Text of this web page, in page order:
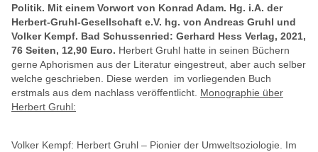
Politik. Mit einem Vorwort von Konrad Adam. Hg. i.A. der
Herbert-Gruhl-Gesellschaft e.V. hg. von Andreas Gruhl und
Volker Kempf. Bad Schussenried: Gerhard Hess Verlag, 2021,
76 Seiten, 12,90 Euro. Herbert Gruhl hatte in seinen Büchern
gerne Aphorismen aus der Literatur eingestreut, aber auch selber
welche geschrieben. Diese werden im vorliegenden Buch
erstmals aus dem nachlass veröffentlicht. Monographie über
Herbert Gruhl:
Volker Kempf: Herbert Gruhl – Pionier der Umweltsoziologie. Im